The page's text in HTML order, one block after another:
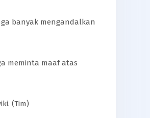
banyak mengandalkan
meminta maaf atas
(Tim)